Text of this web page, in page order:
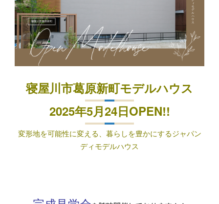
寝屋川市葛原新町モデルハウス
2025年5月24日OPEN!!
変形地を可能性に変える、暮らしを豊かにするジャパン
ディモデルハウス